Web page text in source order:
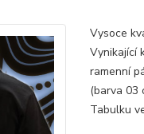
Vysoce
Vynikající
ramenní
(barva 03
Tabulku